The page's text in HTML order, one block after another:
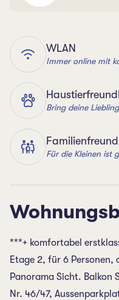
WLAN
Immer online mit
Bring deine
Für die Kleinen ist
***+ komfortabel
Etage 2, für 6 Personen,
Panorama Sicht. Balkon
Nr. 46/47,